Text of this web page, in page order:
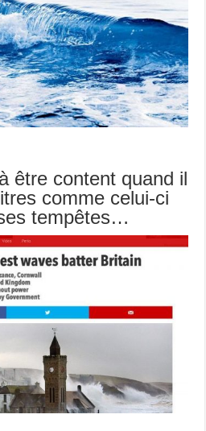
être content quand il
comme celui-ci
tempêtes…